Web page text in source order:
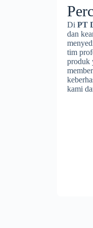
Di PT
dan
tim
produk
kami